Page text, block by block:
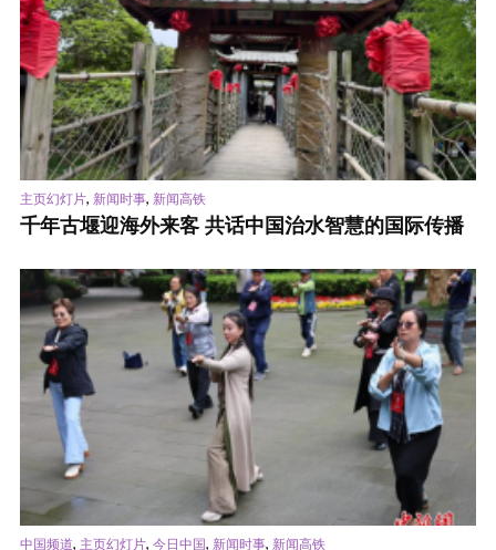
主页幻灯片, 新闻时事, 新闻高铁
千年古堰迎海外来客 共话中国治水智慧的国际传播
中国频道, 主页幻灯片, 今日中国, 新闻时事, 新闻高铁